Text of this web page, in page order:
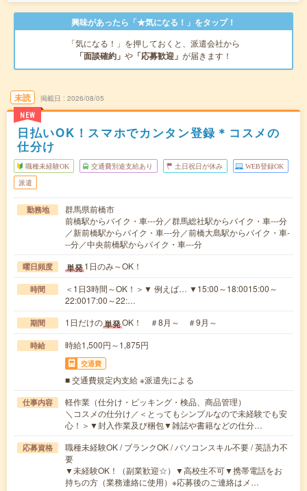
興味があったら「★気になる！」をタップ！
「気になる！」を押しておくと、派遣会社から
「面談確約」 や 「応募歓迎」 が届きます！
未読
NEW
掲載日 2026/08/05
日払いOK！スマホでカンタン登録＊コスメの
仕分け
職種未経験OK 交通費別途支給あり 土日祝日が休み WEB登録OK
派遣
勤務地
群馬県前橋市
前橋駅からバイク・車---分／群馬総社駅からバイク・車---分
／新前橋駅からバイク・車---分／前橋大島駅からバイク・車-
--分／中央前橋駅からバイク・車---分
曜日頻度 単発1日のみ～OK！
時間
＜1日3時間～OK！＞▼ 例えば… ▼15:00～18:0015:00～
22:0017:00～22:…
期間 1日だけの単発OK！ ＃8月～ ＃9月～
時給 時給1,500円～1,875円
交通費
■ 交通費規定内支給 ※派遣先による
仕事内容
軽作業（仕分け・ピッキング・検品、商品管理）
＼コスメの仕分け／＜とってもシンプルなので未経験でも安
心！＞▼封入作業及び梱包▼雑誌や書籍などの仕分…
応募資格
職種未経験OK / ブランクOK / パソコンスキル不要 / 英語力不
要
▼未経験OK！（副業歓迎☆）▼高校生不可▼携帯電話をお
持ちの方（業務連絡に使用）※応募後のご連絡はメ…